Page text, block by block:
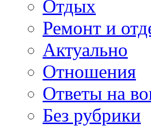
Отдых
Ремонт и
Актуально
Отношения
Ответы на
Без рубрики